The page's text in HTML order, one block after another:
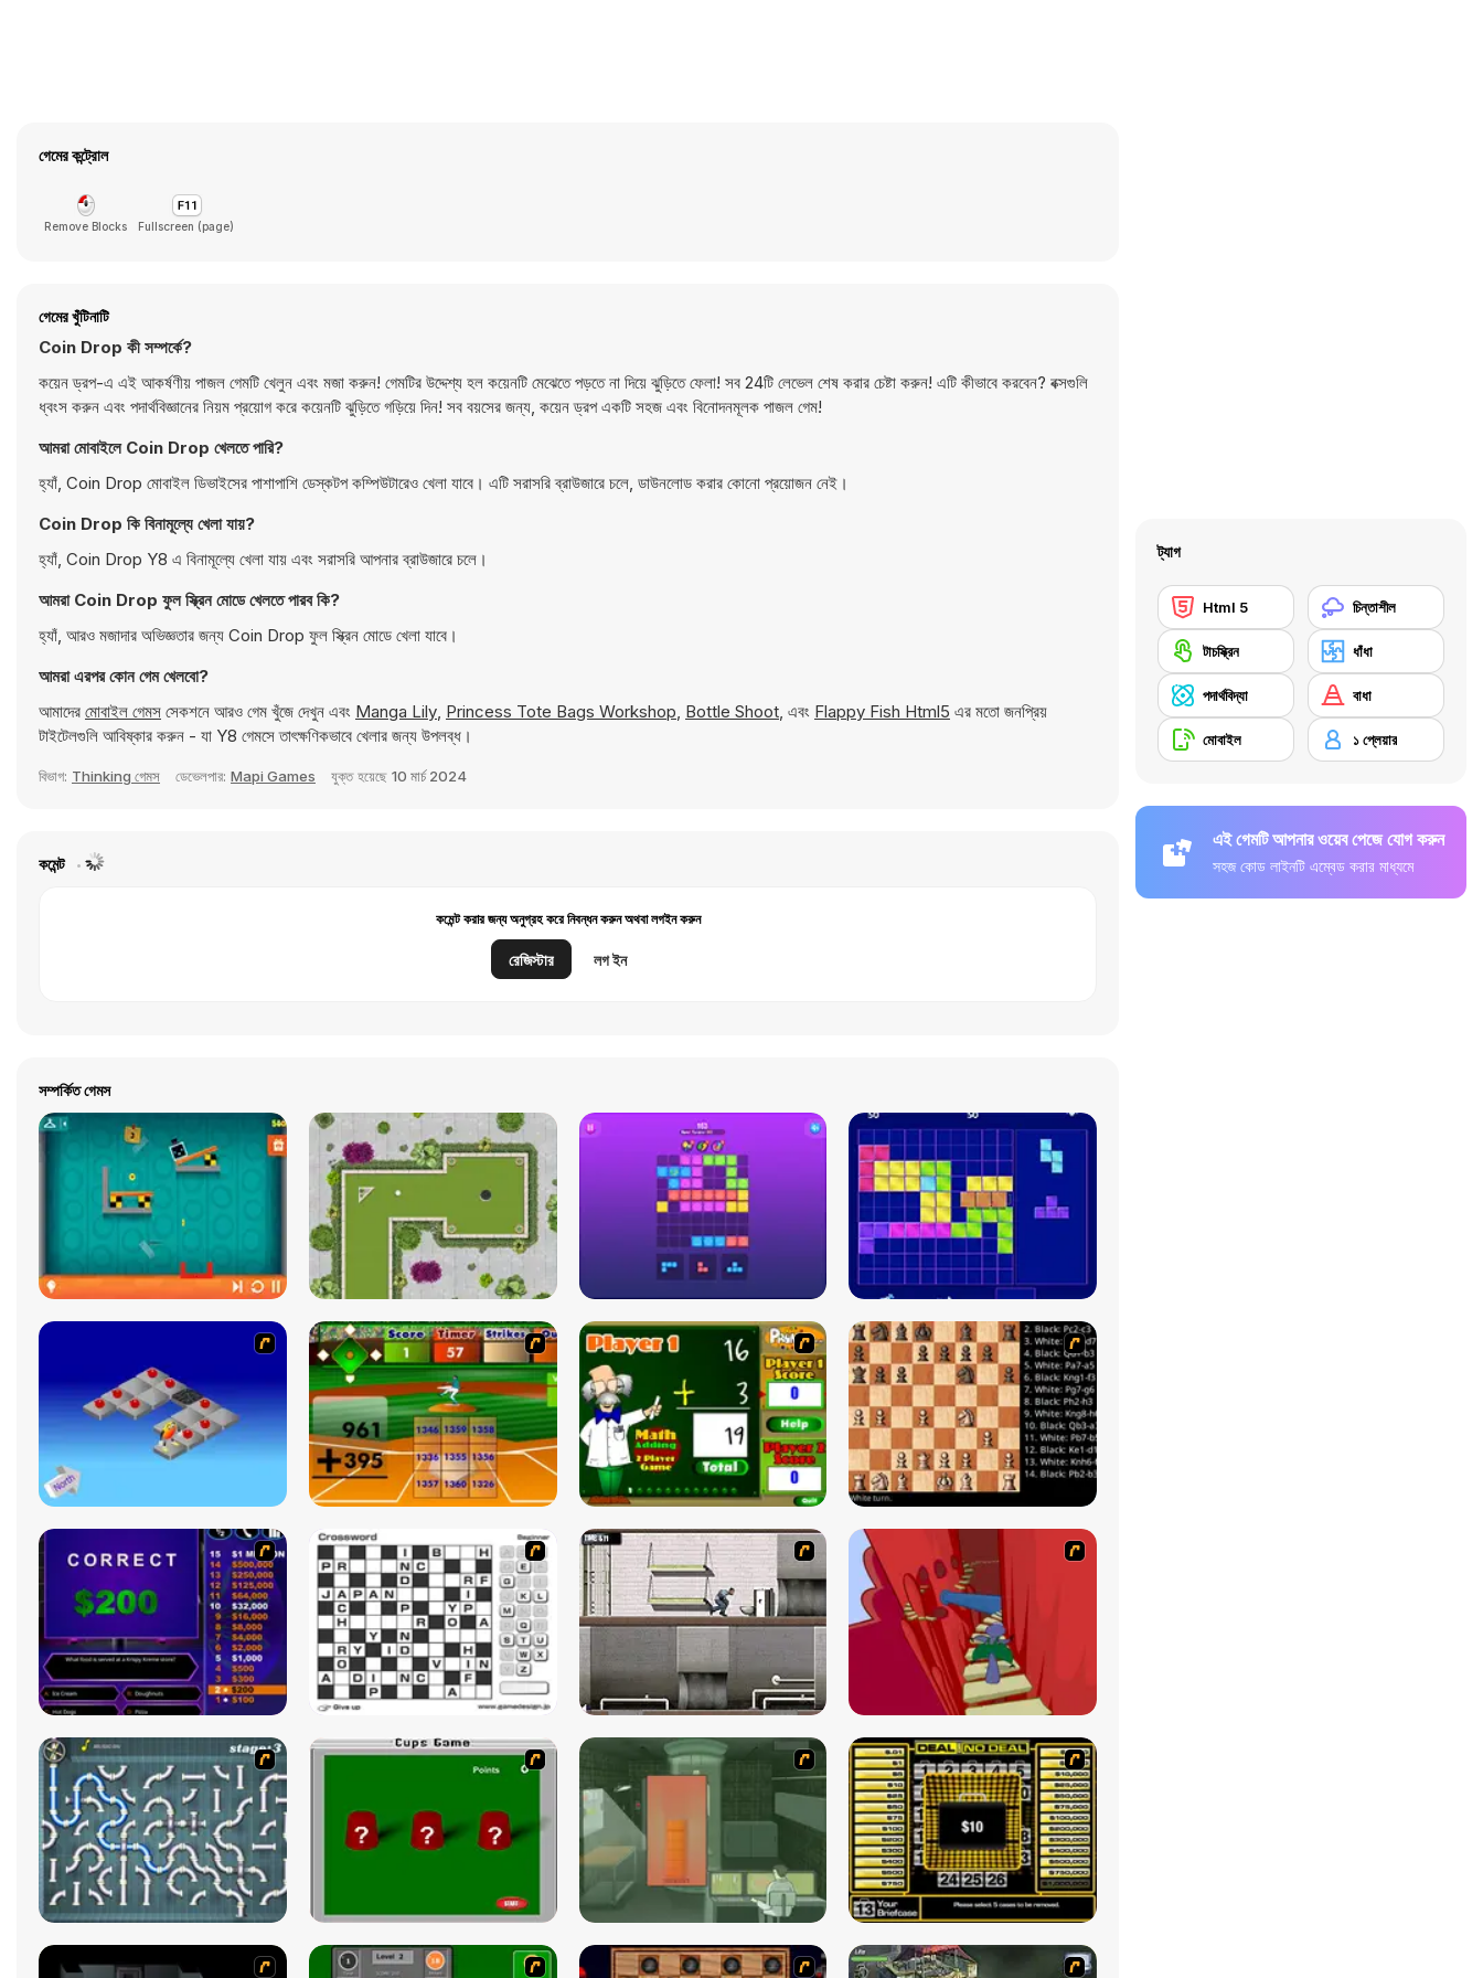
গেমের কন্ট্রোল
Remove Blocks Fullscreen (page)
গেমের খুঁটিনাটি
Coin Drop কী সম্পর্কে?
কয়েন ড্রপ-এ এই আকর্ষণীয় পাজল গেমটি খেলুন এবং মজা করুন! গেমটির উদ্দেশ্য হল কয়েনটি মেঝেতে পড়তে না দিয়ে ঝুড়িতে ফেলা! সব 24টি লেভেল শেষ করার চেষ্টা করুন! এটি কীভাবে করবেন? বক্সগুলি
ধ্বংস করুন এবং পদার্থবিজ্ঞানের নিয়ম প্রয়োগ করে কয়েনটি ঝুড়িতে গড়িয়ে দিন! সব বয়সের জন্য, কয়েন ড্রপ একটি সহজ এবং বিনোদনমূলক পাজল গেম!
আমরা মোবাইলে Coin Drop খেলতে পারি?
হ্যাঁ, Coin Drop মোবাইল ডিভাইসের পাশাপাশি ডেস্কটপ কম্পিউটারেও খেলা যাবে। এটি সরাসরি ব্রাউজারে চলে, ডাউনলোড করার কোনো প্রয়োজন নেই।
Coin Drop কি বিনামূল্যে খেলা যায়?
হ্যাঁ, Coin Drop Y8 এ বিনামূল্যে খেলা যায় এবং সরাসরি আপনার ব্রাউজারে চলে।
আমরা Coin Drop ফুল স্ক্রিন মোডে খেলতে পারব কি?
হ্যাঁ, আরও মজাদার অভিজ্ঞতার জন্য Coin Drop ফুল স্ক্রিন মোডে খেলা যাবে।
আমরা এরপর কোন গেম খেলবো?
আমাদের মোবাইল গেমস সেকশনে আরও গেম খুঁজে দেখুন এবং Manga Lily, Princess Tote Bags Workshop, Bottle Shoot, এবং Flappy Fish Html5 এর মতো জনপ্রিয়
টাইটেলগুলি আবিষ্কার করুন - যা Y8 গেমসে তাৎক্ষণিকভাবে খেলার জন্য উপলব্ধ।
বিভাগ: Thinking গেমস ডেভেলপার: Mapi Games যুক্ত হয়েছে 10 মার্চ 2024
কমেন্ট
কমেন্ট করার জন্য অনুগ্রহ করে নিবন্ধন করুন অথবা লগইন করুন
রেজিস্টার লগ ইন
সম্পর্কিত গেমস
ট্যাগ
Html 5 চিন্তাশীল
টাচস্ক্রিন ধাঁধা
পদার্থবিদ্যা বাধা
মোবাইল ১ প্লেয়ার
এই গেমটি আপনার ওয়েব পেজে যোগ করুন
সহজ কোড লাইনটি এম্বেড করার মাধ্যমে